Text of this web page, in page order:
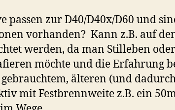
passen zur D40/D40x/D60 und
vorhanden? Kann z.B. auf
werden, da man Stilleben oder
möchte und die Erfahrung
älteren (und
mit Festbrennweite z.B. ein